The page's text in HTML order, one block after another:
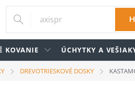
KOVANIE ÚCHYTKY A
DREVOTRIESKOVÉ DOSKY